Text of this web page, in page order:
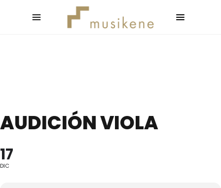
AUDICIÓN VIOLA
17
DIC